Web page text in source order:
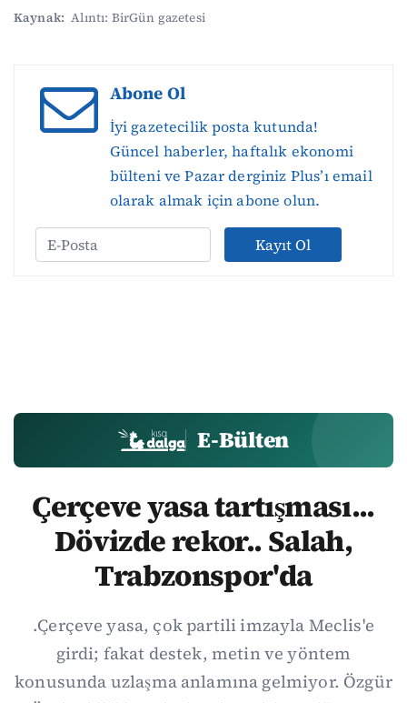
Kaynak: Alıntı: BirGün gazetesi
Abone Ol
İyi gazetecilik posta kutunda!
Güncel haberler, haftalık ekonomi
bülteni ve Pazar derginiz Plus’ı email
olarak almak için abone olun.
Kayıt Ol
E-Bülten
Çerçeve yasa tartışması...
Dövizde rekor.. Salah,
Trabzonspor'da
.Çerçeve yasa, çok partili imzayla Meclis'e
girdi; fakat destek, metin ve yöntem
konusunda uzlaşma anlamına gelmiyor. Özgür